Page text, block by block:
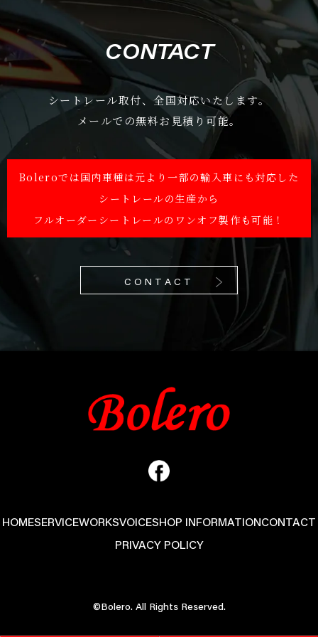
CONTACT
シートレール取付、全国対応いたします。
メールでの無料お見積り可能。
Boleroでは国内車種は元より一部の輸入車にも対応した
シートレールの生産から
フルオーダーシートレールのワンオフ製作も可能！
CONTACT
HOMESERVICEWORKSVOICESHOP INFORMATIONCONTACT
PRIVACY POLICY
©Bolero. All Rights Reserved.